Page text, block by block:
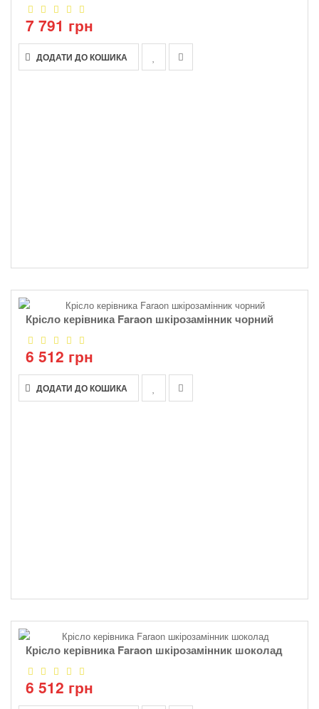
7 791 грн
ДОДАТИ ДО КОШИКА
Крісло керівника Faraon шкірозамінник чорний
6 512 грн
ДОДАТИ ДО КОШИКА
Крісло керівника Faraon шкірозамінник шоколад
6 512 грн